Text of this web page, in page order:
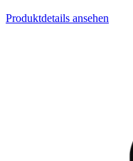
Produktdetails ansehen